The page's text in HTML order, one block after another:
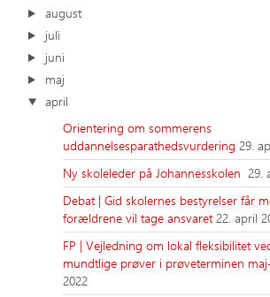
august
juli
juni
maj
april
Orientering om sommerens
uddannelsesparathedsvurdering 29.
Ny skoleleder på Johannesskolen 29.
Debat | Gid skolernes bestyrelser får
forældrene vil tage ansvaret22. april
FP | Vejledning om lokal fleksibilitet
mundtlige prøver i prøveterminen
2022